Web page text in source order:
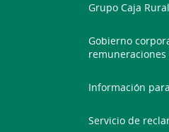
Grupo Caja Rural
Gobierno
remuneraciones
Información
Servicio de